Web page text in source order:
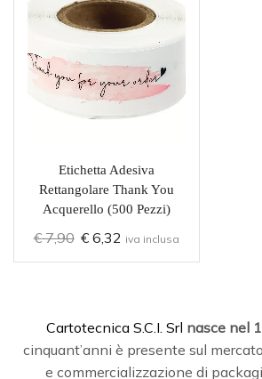
Etichetta Adesiva
Rettangolare Thank You
Acquerello (500 Pezzi)
€7,90 €6,32 iva inclusa
Cartotecnica S.C.I. Srl nasce nel
cinquant’anni è presente sul
e commercializzazione di